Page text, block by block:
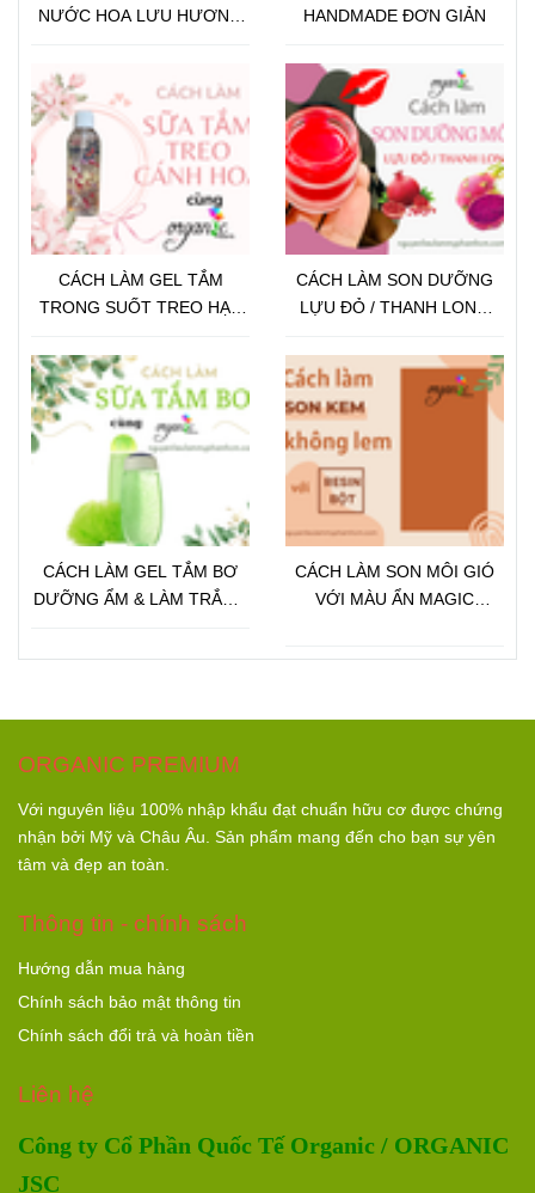
NƯỚC HOA LƯU HƯƠNG
HANDMADE ĐƠN GIẢN
CÁCH LÀM GEL TẮM
TRONG SUỐT TREO HẠT
CÁCH LÀM SON DƯỠNG
LỰU ĐỎ / THANH LONG
BƯỚC
CÁCH LÀM GEL TẮM BƠ
DƯỠNG ẨM & LÀM TRẮNG
CÁCH LÀM SON MÔI GIÓ
VỚI MÀU ẨN MAGIC
ORGANIC PREMIUM
Với nguyên liệu 100% nhập khẩu đạt chuẩn hữu cơ được chứng
nhận bởi Mỹ và Châu Âu. Sản phẩm mang đến cho bạn sự yên
tâm và đẹp an toàn.
Thông tin - chính sách
Hướng dẫn mua hàng
Chính sách bảo mật thông tin
Chính sách đổi trả và hoàn tiền
Liên hệ
Công ty Cổ Phần Quốc Tế Organic / ORGANIC
JSC